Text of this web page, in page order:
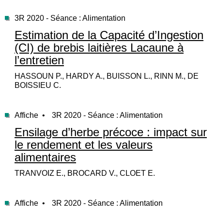
3R 2020 - Séance : Alimentation
Estimation de la Capacité d’Ingestion
(CI) de brebis laitières Lacaune à
l’entretien
HASSOUN P., HARDY A., BUISSON L., RINN M., DE
BOISSIEU C.
Affiche • 3R 2020 - Séance : Alimentation
Ensilage d’herbe précoce : impact sur
le rendement et les valeurs
alimentaires
TRANVOIZ E., BROCARD V., CLOET E.
Affiche • 3R 2020 - Séance : Alimentation